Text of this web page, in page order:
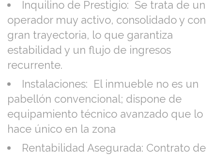
Inquilino de Prestigio: Se trata de un
operador muy activo, consolidado y con
gran trayectoria, lo que garantiza
estabilidad y un flujo de ingresos
recurrente.
Instalaciones: El inmueble no es un
pabellón convencional; dispone de
equipamiento técnico avanzado que lo
hace único en la zona
Rentabilidad Asegurada: Contrato de